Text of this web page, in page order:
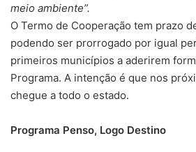
meio ambiente”.
O Termo de Cooperação tem prazo
podendo ser prorrogado por igual
primeiros municípios a aderirem
Programa. A intenção é que nos
chegue a todo o estado.
Programa Penso, Logo Destino